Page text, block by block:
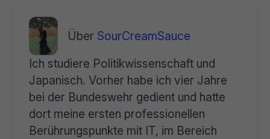
Über SourCreamSauce
Ich studiere Politikwissenschaft und
Japanisch. Vorher habe ich vier Jahre
bei der Bundeswehr gedient und hatte
dort meine ersten professionellen
Berührungspunkte mit IT, im Bereich